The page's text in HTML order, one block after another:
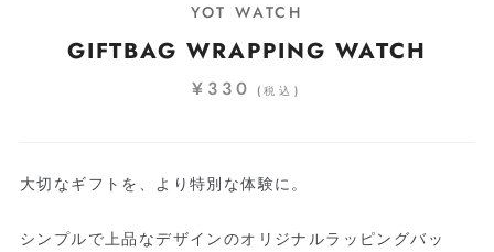
YOT WATCH
GIFTBAG WRAPPING WATCH
¥330 (税込)
大切なギフトを、より特別な体験に。
シンプルで上品なデザインのオリジナルラッピングバッ